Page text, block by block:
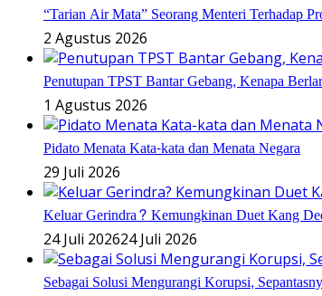
“Tarian Air Mata” Seorang Menteri Terhadap
2 Agustus 2026
Penutupan TPST Bantar Gebang, Kenapa
1 Agustus 2026
Pidato Menata Kata-kata dan Menata Negara
29 Juli 2026
Keluar Gerindra? Kemungkinan Duet Kang
24 Juli 202624 Juli 2026
Sebagai Solusi Mengurangi Korupsi,